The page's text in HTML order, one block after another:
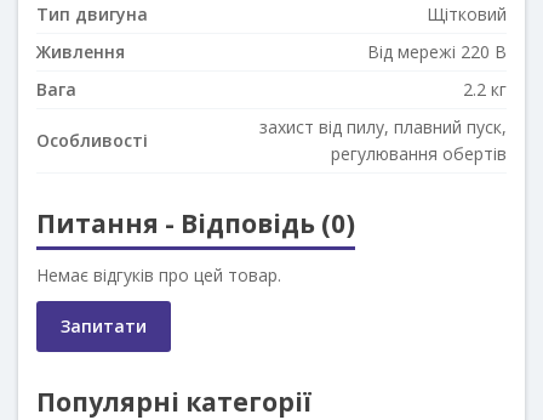
Тип двигуна
Щітковий
Живлення
Від мережі 220 В
Вага
2.2 кг
Особливості
захист від пилу, плавний пуск,
регулювання обертів
Питання - Відповідь (0)
Немає відгуків про цей товар.
Запитати
Популярні категорії